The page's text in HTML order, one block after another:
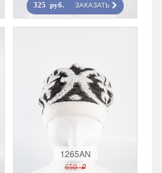
325 руб. ЗАКАЗАТЬ
1265AN
650 r